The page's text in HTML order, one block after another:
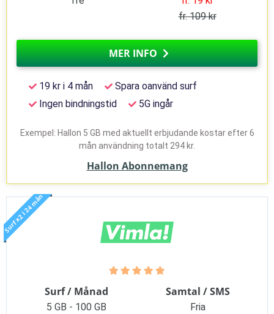
fr. 109 kr
MER INFO
19 kr i 4 mån
Spara oanvänd surf
Ingen bindningstid
5G ingår
Exempel: Hallon 5 GB med aktuellt erbjudande kostar efter 6
mån användning totalt 294 kr.
Hallon Abonnemang
Surf x2 i 24 mån
Surf / Månad
5 GB - 100 GB
Samtal / SMS
Fria